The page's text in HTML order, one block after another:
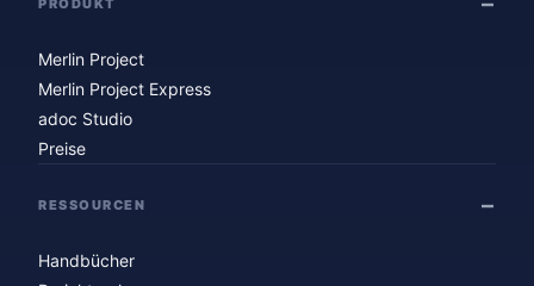
Merlin Project
Merlin Project Express
adoc Studio
Preise
RESSOURCEN
Handbücher